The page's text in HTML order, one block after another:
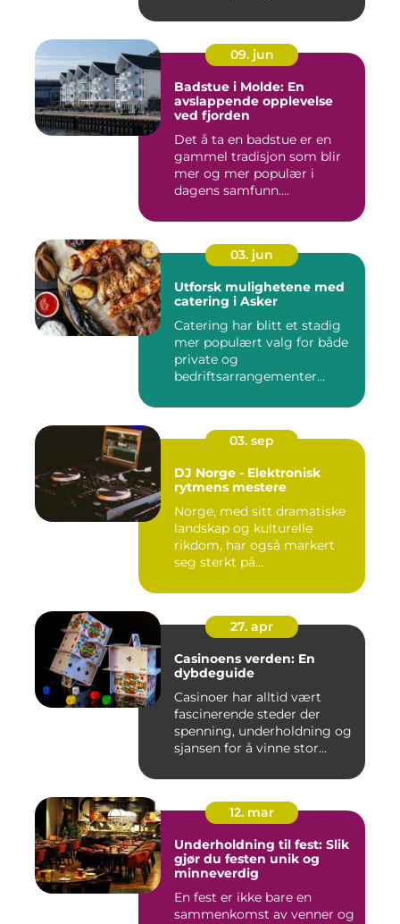
09. jun
Badstue i Molde: En
avslappende opplevelse
ved fjorden
Det å ta en badstue er en
gammel tradisjon som blir
mer og mer populær i
dagens samfunn....
03. jun
Utforsk mulighetene med
catering i Asker
Catering har blitt et stadig
mer populært valg for både
private og
bedriftsarrangementer...
03. sep
DJ Norge - Elektronisk
rytmens mestere
Norge, med sitt dramatiske
landskap og kulturelle
rikdom, har også markert
seg sterkt på...
27. apr
Casinoens verden: En
dybdeguide
Casinoer har alltid vært
fascinerende steder der
spenning, underholdning og
sjansen for å vinne stor...
12. mar
Underholdning til fest: Slik
gjør du festen unik og
minneverdig
En fest er ikke bare en
sammenkomst av venner og